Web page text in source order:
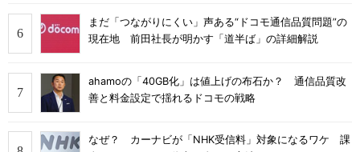
まだ「つながりにくい」声ある“ドコモ通信品質問題”の
現在地 前田社長が明かす「道半ば」の詳細解説
ahamoの「40GB化」は値上げの布石か？ 通信品質改
善と料金設定で揺れるドコモの戦略
なぜ？ カーナビが「NHK受信料」対象になるワケ 課